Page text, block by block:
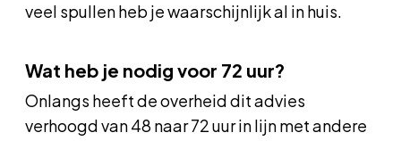
veel spullen heb je waarschijnlijk al in huis.
Wat heb je nodig voor 72 uur?
Onlangs heeft de overheid dit advies
verhoogd van 48 naar 72 uur in lijn met andere